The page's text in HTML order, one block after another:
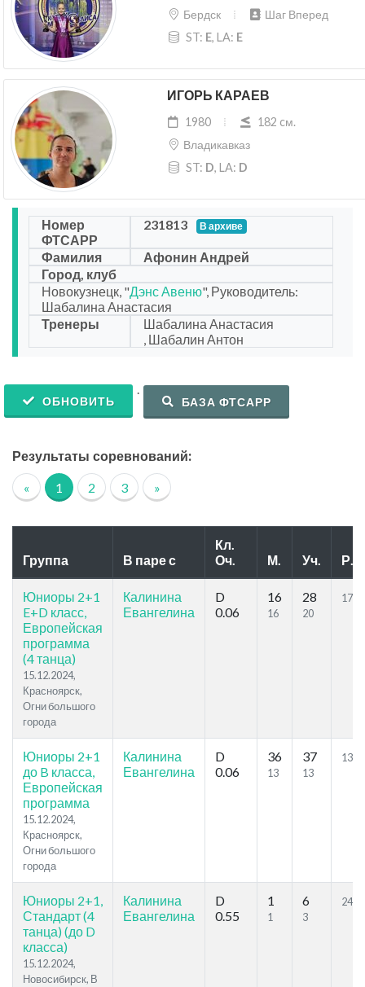
Бердск
Шаг Вперед
ST: E, LA: E
ИГОРЬ КАРАЕВ
1980
182 cм.
Владикавказ
ST: D, LA: D
Номер
ФТСАРР
231813 В архиве
Фамилия
Афонин Андрей
Город, клуб
Новокузнецк, "Дэнс Авеню", Руководитель:
Шабалина Анастасия
Тренеры
Шабалина Анастасия
, Шабалин Антон
ОБНОВИТЬ
.
БАЗА ФТСАРР
Результаты соревнований:
« 1 2 3 »
Группа В паре с
Кл.
Оч.
М. Уч. Р.
Юниоры 2+1
E+D класс,
Европейская
программа
(4 танца)
15.12.2024,
Красноярск,
Огни большого
города
Калинина
Евангелина
D
0.06
16
16
28
20
Юниоры 2+1
до B класса,
Европейская
программа
15.12.2024,
Красноярск,
Огни большого
города
Калинина
Евангелина
D
0.06
36
13
37
13
Юниоры 2+1,
Стандарт (4
танца) (до D
класса)
15.12.2024,
Новосибирск, В
Калинина
Евангелина
D
0.55
1
1
6
3